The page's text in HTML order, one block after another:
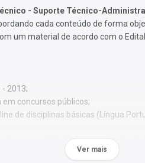
- Suporte Técnico-
cada conteúdo de forma
um material de acordo com o
2013;
concursos públicos;
de disciplinas básicas (Língua
Ver mais